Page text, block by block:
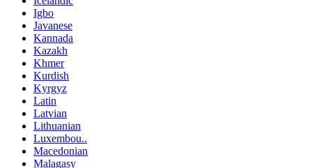
Igbo
Javanese
Kannada
Kazakh
Khmer
Kurdish
Kyrgyz
Latin
Latvian
Lithuanian
Luxembou..
Macedonian
Malagasy